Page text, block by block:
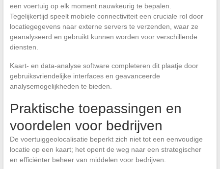
een voertuig op elk moment nauwkeurig te bepalen.
Tegelijkertijd speelt mobiele connectiviteit een cruciale rol door
locatiegegevens naar externe servers te verzenden, waar ze
geanalyseerd en gebruikt kunnen worden voor verschillende
diensten.
Kaart- en data-analyse software completeren dit plaatje door
gebruiksvriendelijke interfaces en geavanceerde
analysemogelijkheden te bieden.
Praktische toepassingen en
voordelen voor bedrijven
De voertuiggeolocalisatie beperkt zich niet tot een eenvoudige
locatie op een kaart; het opent de weg naar een strategischer
en efficiënter beheer van middelen voor bedrijven.